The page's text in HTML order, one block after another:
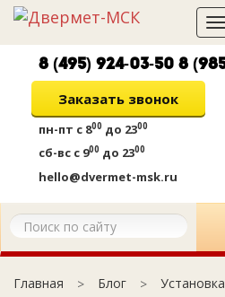
8 (495) 924-03-50 8
Заказать звонок
пн-пт с 800 до 2300
сб-вс с 900 до 2300
hello@dvermet-msk.ru
Главная Блог